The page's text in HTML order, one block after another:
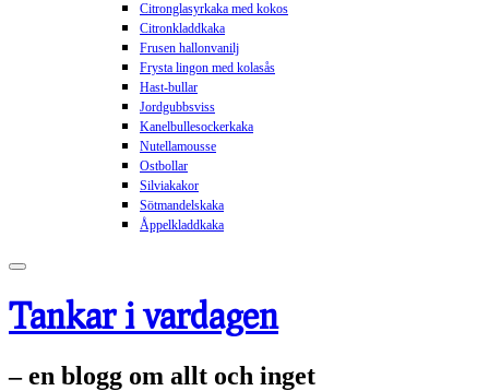
Citronglasyrkaka med kokos
Citronkladdkaka
Frusen hallonvanilj
Frysta lingon med kolasås
Hast-bullar
Jordgubbsviss
Kanelbullesockerkaka
Nutellamousse
Ostbollar
Silviakakor
Sötmandelskaka
Åppelkladdkaka
Tankar i vardagen
– en blogg om allt och inget